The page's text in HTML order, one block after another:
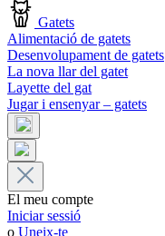
Gatets
Alimentació de gatets
Desenvolupament de gatets
La nova llar del gatet
Layette del gat
Jugar i ensenyar – gatets
El meu compte
Iniciar sessió
o Uneix-te